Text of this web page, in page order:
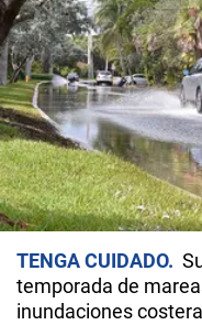
TENGA CUIDADO
temporada de
inundaciones